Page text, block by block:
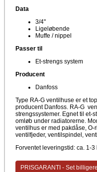
Data
3/4"
Ligeløbende
Muffe / nippel
Passer til
Et-strengs system
Producent
Danfoss
Type RA-G ventilhuse er et
producent Danfoss. RA-G
strengssystemer. Egnet til
omløb under radiatorerne.
ventilhus er med pakdåse,
ventilfjeder, ventilspindel,
Forventet leveringstid: ca. 1-3
PRISGARANTI - Set